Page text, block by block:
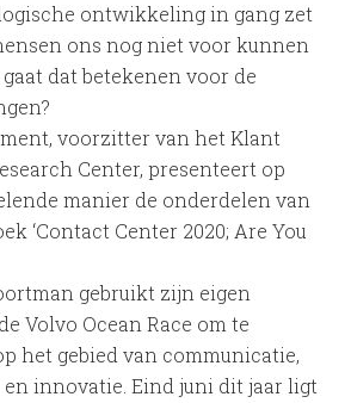
ontwikkeling in gang zet
ons nog niet voor kunnen
dat betekenen voor de
voorzitter van het Klant
Center, presenteert op
manier de onderdelen van
‘Contact Center 2020; Are You
gebruikt zijn eigen
Volvo Ocean Race om te
het gebied van communicatie,
innovatie. Eind juni dit jaar ligt